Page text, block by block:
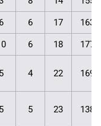
6 6 17
6 18
5 4 22
5 5 23